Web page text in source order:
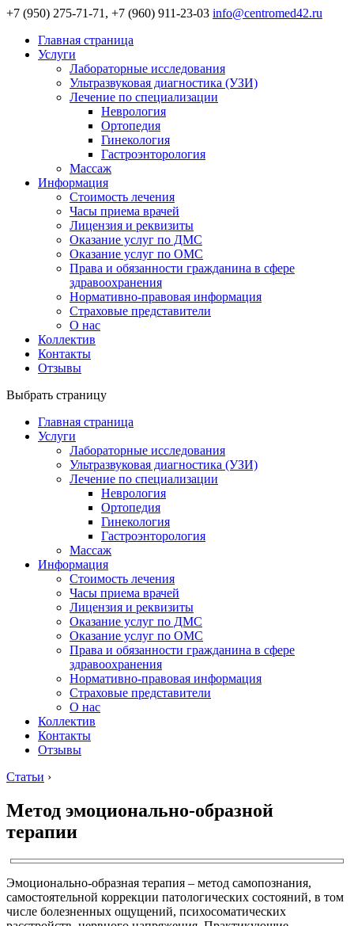
+7 (950) 275-71-71, +7 (960) 911-23-03 info@centromed42.ru
Главная страница
Услуги
Лабораторные исследования
Ультразвуковая диагностика (УЗИ)
Лечение по специализации
Неврология
Ортопедия
Гинекология
Гастроэнторология
Массаж
Информация
Стоимость лечения
Часы приема врачей
Лицензия и реквизиты
Оказание услуг по ДМС
Оказание услуг по ОМС
Права и обязанности гражданина в сфере
здравоохранения
Нормативно-правовая информация
Страховые представители
О нас
Коллектив
Контакты
Отзывы
Выбрать страницу
Главная страница
Услуги
Лабораторные исследования
Ультразвуковая диагностика (УЗИ)
Лечение по специализации
Неврология
Ортопедия
Гинекология
Гастроэнторология
Массаж
Информация
Стоимость лечения
Часы приема врачей
Лицензия и реквизиты
Оказание услуг по ДМС
Оказание услуг по ОМС
Права и обязанности гражданина в сфере
здравоохранения
Нормативно-правовая информация
Страховые представители
О нас
Коллектив
Контакты
Отзывы
Статьи ›
Метод эмоционально-образной
терапии
Эмоционально-образная терапия – метод самопознания,
самостоятельной коррекции патологических состояний, в том
числе болезненных ощущений, психосоматических